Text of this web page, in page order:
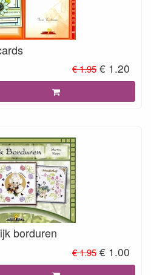
€ 1.95 € 1.20
borduren
€ 1.95 € 1.00